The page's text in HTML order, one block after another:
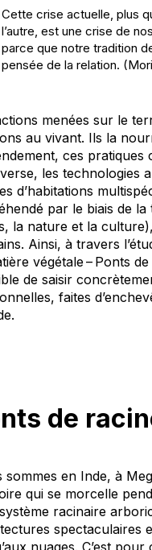
Cette crise actuelle, plus
l’autre, est une crise de
parce que notre tradition
pensée de la relation. (
menées sur le
au vivant. Ils la
ces pratiques
les technologies
d’habitations
par le biais de la
la nature et la culture),
Ainsi, à travers
végétale– Ponts
de saisir
faites
de
sommes en Inde, à
qui se morcelle
système racinaire
spectaculaires
nuages. C’est